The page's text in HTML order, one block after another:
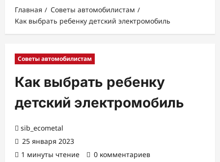
Главная
Советы автомобилистам
Как выбрать ребенку детский электромобиль
Советы автомобилистам
Как выбрать ребенку
детский электромобиль
sib_ecometal
25 января 2023
1 минуты чтение
0 комментариев